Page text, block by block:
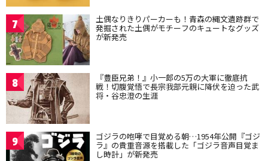
7 土偶なりきりパーカーも！青森の縄文遺跡群で
発掘された土偶がモチーフのキュートなグッズ
が新発売
8 『豊臣兄弟！』小一郎の5万の大軍に徹底抗
戦！切腹覚悟で長宗我部元親に降伏を迫った武
将・谷忠澄の生涯
9 ゴジラの咆哮で目覚める朝…1954年公開『ゴジ
ラ』の貴重音源を搭載した「ゴジラ音声目覚ま
し時計」が新発売